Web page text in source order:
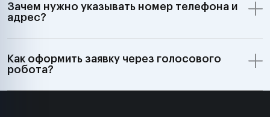
Зачем нужно указывать номер телефона и
адрес?
Как оформить заявку через голосового
робота?